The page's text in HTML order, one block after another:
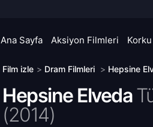
Ana Sayfa Aksiyon Filmleri
Film izle > Dram Filmleri > Hepsine
Hepsine Elveda
(2014)